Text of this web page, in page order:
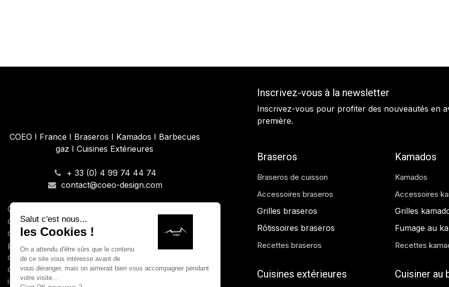
COEO I France I Braseros I Kamados I Barbecues
gaz I Cuisines Extérieures
+ 33 (0) 4 99 74 44 74
contact@coeo-design.com
COEO, est spécialisée en conception d'outils de
cuisson ( braseros, kamados, barbecues gaz) et
cuisines extérieures. Depuis 2020 COEO se
positionne comme la seule marque française à
offrir une expérience de cuisson en extérieur
complète. Avec des produits qui allient design,
ingénierie et gastronomie pouvant s’intégrer tant
Inscrivez-vous à la newsletter
Inscrivez-vous pour profiter des nouveautés en
première.
Braseros
Braseros de cuisson
Accessoires braseros
Grilles braseros
Rôtissoires braseros
Recettes braseros
Kamados
Kamados
Accessoires
Grilles
Fumage au
Recettes
Cuisines extérieures Cuisiner au